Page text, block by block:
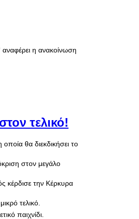
αναφέρει η ανακοίνωση
τελικό!
θα διεκδικήσει το
στον μεγάλο
κέρδισε την Κέρκυρα
τελικό.
παιχνίδι.